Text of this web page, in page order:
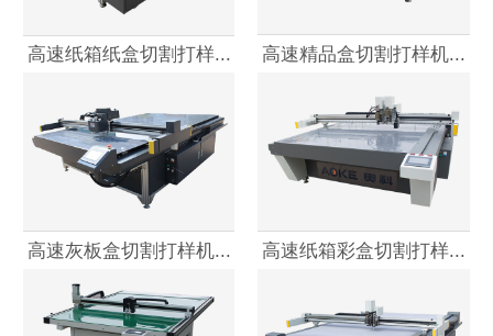
高速纸箱纸盒切割打样... 高速精品盒切割打样机...
高速灰板盒切割打样机... 高速纸箱彩盒切割打样...